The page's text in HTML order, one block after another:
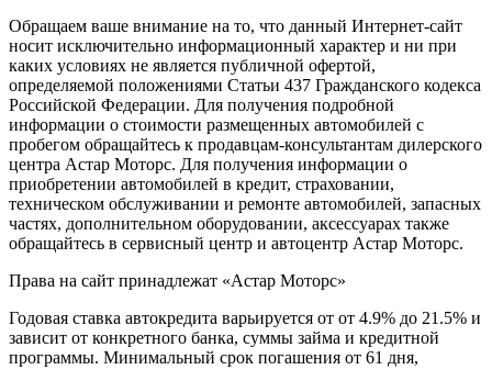
Обращаем ваше внимание на то, что данный Интернет-сайт
носит исключительно информационный характер и ни при
каких условиях не является публичной офертой,
определяемой положениями Статьи 437 Гражданского кодекса
Российской Федерации. Для получения подробной
информации о стоимости размещенных автомобилей с
пробегом обращайтесь к продавцам-консультантам дилерского
центра Астар Моторс. Для получения информации о
приобретении автомобилей в кредит, страховании,
техническом обслуживании и ремонте автомобилей, запасных
частях, дополнительном оборудовании, аксессуарах также
обращайтесь в сервисный центр и автоцентр Астар Моторс.
Права на сайт принадлежат «Астар Моторс»
Годовая ставка автокредита варьируется от от 4.9% до 21.5% и
зависит от конкретного банка, суммы займа и кредитной
программы. Минимальный срок погашения от 61 дня,